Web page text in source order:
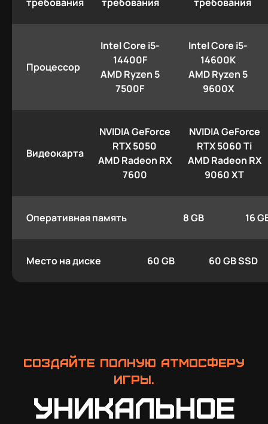
Процессор
Intel Core i5-
14400F
AMD Ryzen 5
7500F
Intel Core i5-
14600K
AMD Ryzen 5
9600X
Видеокарта
NVIDIA GeForce
RTX 5050
AMD Radeon RX
7600
NVIDIA GeForce
RTX 5060 Ti
AMD Radeon RX
9060 XT
Оперативная память 8 GB 16
Место на диске 60 GB 60 GB SSD
Создайте полную атмосферу
игры.
Уникальное